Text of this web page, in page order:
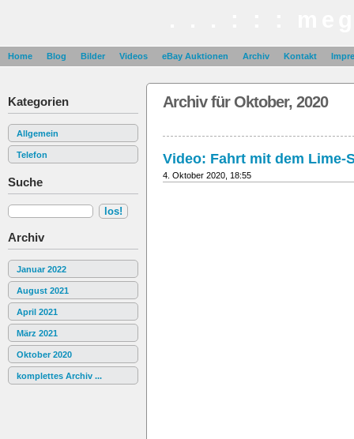
Home Blog Bilder Videos eBay Auktionen Archiv Kontakt
Kategorien
Allgemein
Telefon
Suche
Archiv
Januar 2022
August 2021
April 2021
März 2021
Oktober 2020
komplettes Archiv ...
Archiv für Oktober, 2020
Video: Fahrt mit dem Lime-
4. Oktober 2020, 18:55